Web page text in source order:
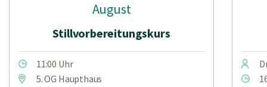
August
Stillvorbereitungskurs
11:00 Uhr
5. OG Haupthaus